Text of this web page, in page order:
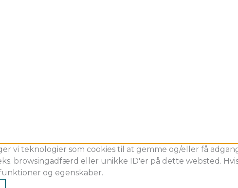
vi teknologier som cookies til at gemme og/eller få
browsingadfærd eller unikke ID'er på dette websted.
og egenskaber.